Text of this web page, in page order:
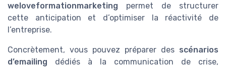
weloveformationmarketing permet de structurer
cette anticipation et d’optimiser la réactivité de
l’entreprise.
Concrètement, vous pouvez préparer des scénarios
d’emailing dédiés à la communication de crise,